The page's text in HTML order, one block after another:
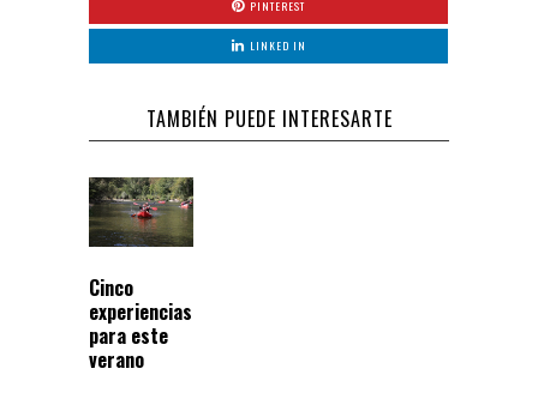
PINTEREST
LINKED IN
TAMBIÉN PUEDE INTERESARTE
Cinco
experiencias
para este
verano